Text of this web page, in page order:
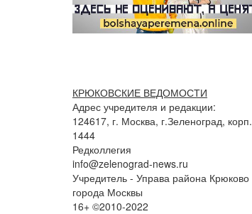
КРЮКОВСКИЕ ВЕДОМОСТИ
Адрес учредителя и редакции:
124617, г. Москва, г.Зеленоград, корп.
1444
Редколлегия
info@zelenograd-news.ru
Учредитель - Управа района Крюково
города Москвы
16+ ©2010-2022